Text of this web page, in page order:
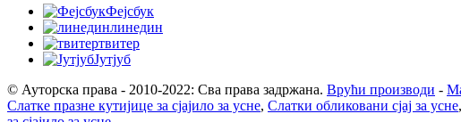
Фејсбук
линедин
твитер
Јутјуб
© Ауторска права - 2010-2022: Сва права задржана. Врући производи -
Слатке празне кутијице за сјајило за усне, Слатки обликовани сјај за усне,